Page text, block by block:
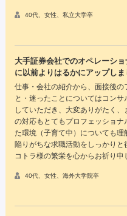
40代、女性、私立大学卒
大手証券会社でのオペレーシ
に以前よりはるかにアップしま
仕事・会社の紹介から、面接後の
と・迷ったことについてはコン
していただき、大変ありがたく
の対応もとてもプロフェッショ
た環境（子育て中）についても
陥りがちな求職活動をしっかり
コトラ様の繁栄を心からお祈り申
40代、女性、海外大学院卒